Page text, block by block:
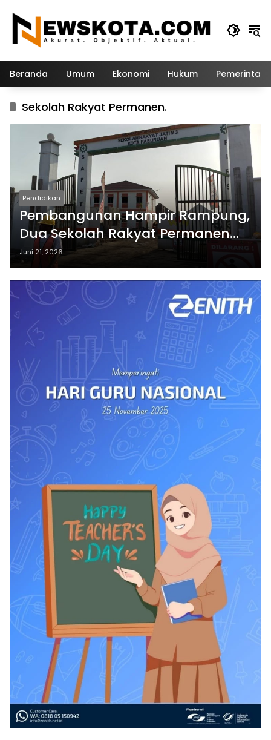
konten
Beranda Umum Ekonomi Hukum
Sekolah Rakyat Permanen.
Pendidikan
Pembangunan Hampir Rampung,
Dua Sekolah Rakyat Permanen
Pasuruan Siap Dibuka
Juni 21, 2026